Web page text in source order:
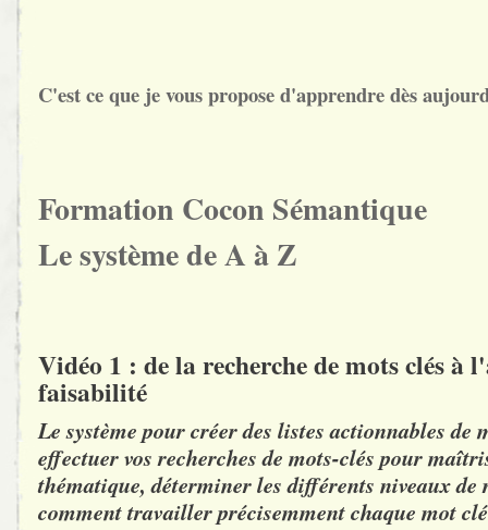
C'est ce que je vous propose d'apprendre dès
Formation Cocon Sémantique
Le système de A à Z
Vidéo 1 : de la recherche de mots clés à
faisabilité
Le système pour créer des listes actionnables de
effectuer vos recherches de mots-clés pour
thématique, déterminer les différents niveaux de
comment travailler précisemment chaque mot